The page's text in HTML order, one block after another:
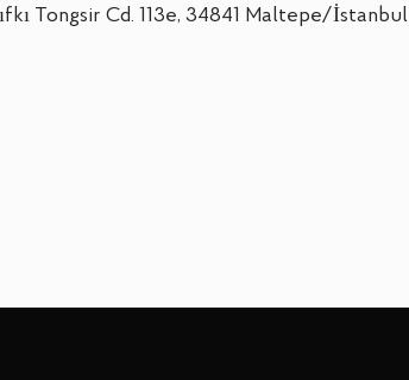
Tongsir Cd. 113e, 34841 Maltepe/İstanbul